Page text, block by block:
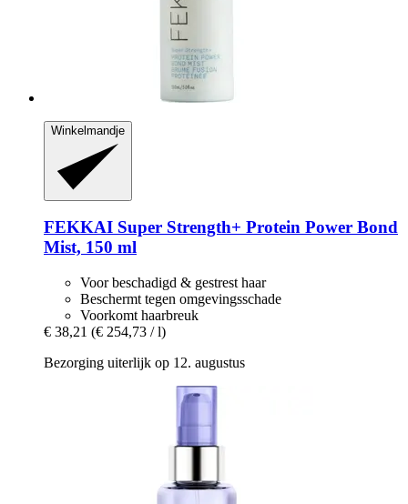
Winkelmandje
FEKKAI Super Strength+ Protein Power Bond
Mist, 150 ml
Voor beschadigd & gestrest haar
Beschermt tegen omgevingsschade
Voorkomt haarbreuk
€ 38,21 (€ 254,73 / l)
Bezorging uiterlijk op 12. augustus